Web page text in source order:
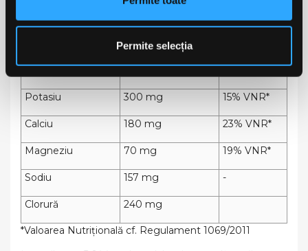
Permite selecția
0.4 mg
ELECTROLIȚI
Potasiu 300 mg 15% VNR*
Calciu 180 mg 23% VNR*
Magneziu 70 mg 19% VNR*
Sodiu 157 mg -
Clorură 240 mg
*Valoarea Nutrițională cf. Regulament 1069/2011